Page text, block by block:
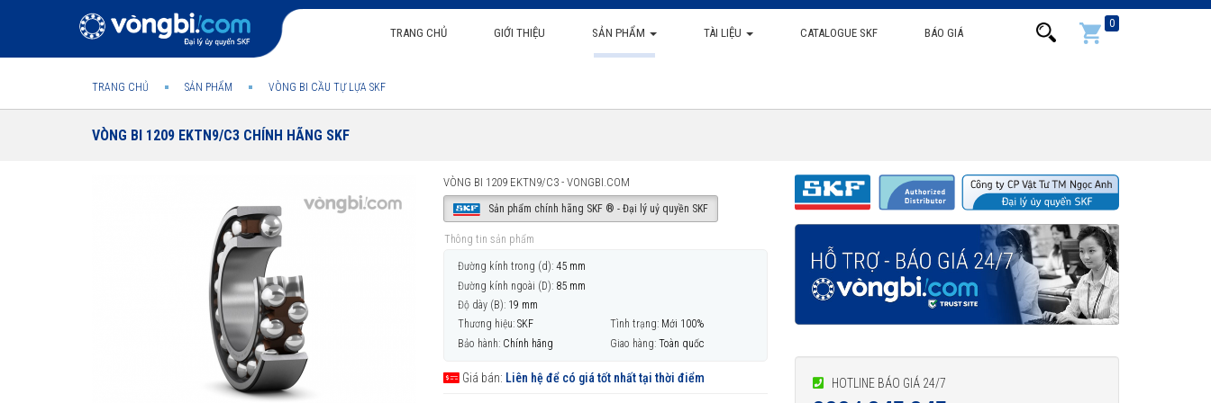
TRANG CHỦ GIỚI THIỆU SẢN PHẨM TÀI LIỆU CATALOGUE SKF BÁO GIÁ
0
TRANG CHỦ SẢN PHẨM VÒNG BI CẦU TỰ LỰA SKF
VÒNG BI 1209 EKTN9/C3 CHÍNH HÃNG SKF
VÒNG BI 1209 EKTN9/C3 - VONGBI.COM
Sản phẩm chính hãng SKF ® - Đại lý uỷ quyền SKF
Thông tin sản phẩm
Đường kính trong (d): 45 mm
Đường kính ngoài (D): 85 mm
Độ dày (B): 19 mm
Thương hiệu: SKF Tình trạng: Mới 100%
Bảo hành: Chính hãng Giao hàng: Toàn quốc
Giá bán: Liên hệ để có giá tốt nhất tại thời điểm HOTLINE BÁO GIÁ 24/7